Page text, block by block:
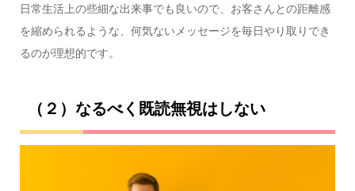
日常生活上の些細な出来事でも良いので、お客さんとの距離感
を縮められるような、何気ないメッセージを毎日やり取りでき
るのが理想的です。
（２）なるべく既読無視はしない